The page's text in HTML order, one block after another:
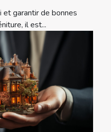
et garantir de bonnes
il est...